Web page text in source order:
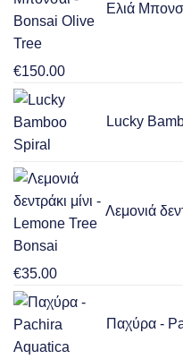
Ελιά
€150.00Price
€15.00Lucky
Λεμονιά
€35.00
Παχύρα -